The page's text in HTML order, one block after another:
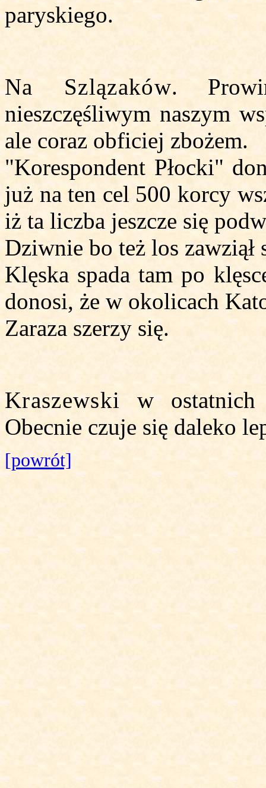
paryskiego.
Na Szlązaków.
nieszczęśliwym naszym
ale coraz obficiej zbożem.
"Korespondent Płocki"
już na ten cel 500 korcy
iż ta liczba jeszcze się
Dziwnie bo też los
Klęska spada tam po
donosi, że w okolicach
Zaraza szerzy się.
Kraszewski w ostatnich
Obecnie czuje się daleko
[powrót]